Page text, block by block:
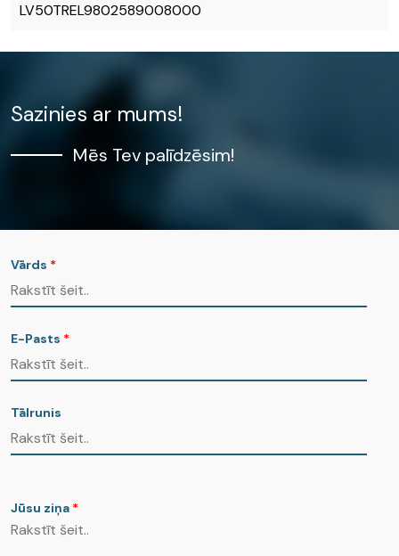
LV50TREL9802589008000
Sazinies ar mums!
Mēs Tev palīdzēsim!
Vārds *
E-Pasts *
Tālrunis
Jūsu ziņa *